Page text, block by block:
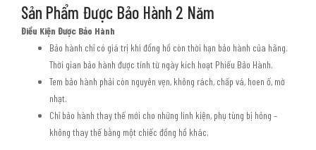
Sản Phẩm Được Bảo Hành 2 Năm
Điều Kiện Được Bảo Hành
Bảo hành chỉ có giá trị khi đồng hồ còn thời hạn bảo hành của hãng.
Thời gian bảo hành được tính từ ngày kích hoạt Phiếu Bảo Hành.
Tem bảo hành phải còn nguyên vẹn, không rách, chấp vá, hoen ố, mờ
nhạt.
Chỉ bảo hành thay thế mới cho những linh kiện, phụ tùng bị hỏng –
không thay thế bằng một chiếc đồng hồ khác.